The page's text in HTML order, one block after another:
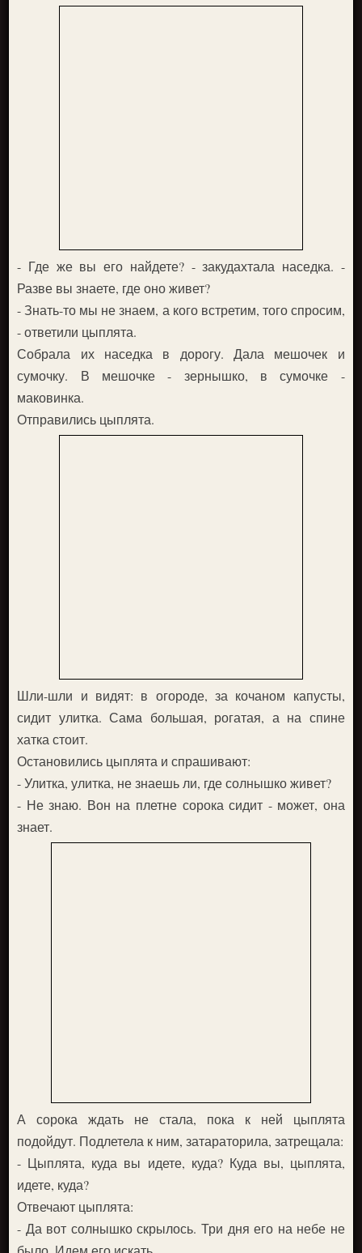
- Где же вы его найдете? - закудахтала наседка. -
Разве вы знаете, где оно живет?
- Знать-то мы не знаем, а кого встретим, того спросим,
- ответили цыплята.
Собрала их наседка в дорогу. Дала мешочек и
сумочку. В мешочке - зернышко, в сумочке -
маковинка.
Отправились цыплята.
Шли-шли и видят: в огороде, за кочаном капусты,
сидит улитка. Сама большая, рогатая, а на спине
хатка стоит.
Остановились цыплята и спрашивают:
- Улитка, улитка, не знаешь ли, где солнышко живет?
- Не знаю. Вон на плетне сорока сидит - может, она
знает.
А сорока ждать не стала, пока к ней цыплята
подойдут. Подлетела к ним, затараторила, затрещала:
- Цыплята, куда вы идете, куда? Куда вы, цыплята,
идете, куда?
Отвечают цыплята:
- Да вот солнышко скрылось. Три дня его на небе не